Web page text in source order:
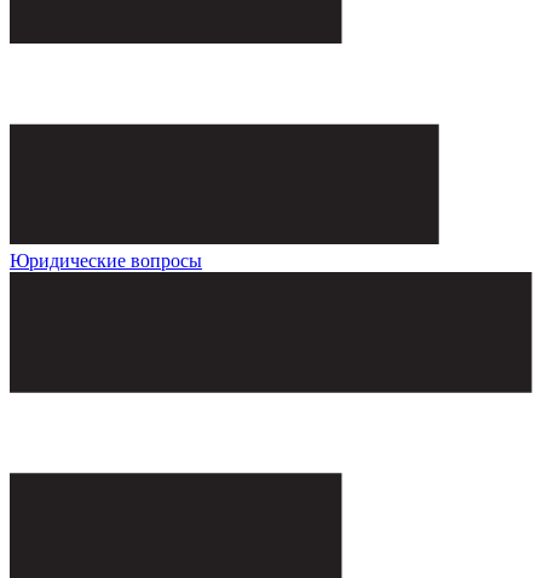
Юридические вопросы